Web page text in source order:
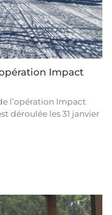
Impact
l’opération Impact
déroulée les 31 janvier